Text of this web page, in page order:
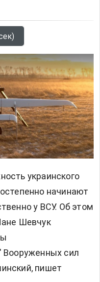
украинского
начинают
у ВСУ. Об этом
Шевчук
Вооруженных сил
пишет